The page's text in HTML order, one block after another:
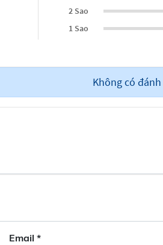
2 Sao
1 Sao
Không có đánh
Email*